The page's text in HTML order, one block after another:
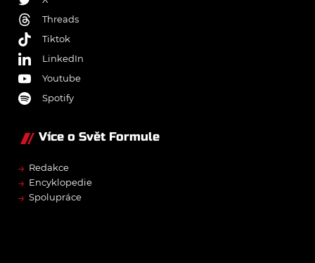
Threads
Tiktok
LinkedIn
Youtube
Spotify
Více o Svět Formule
→ Redakce
→ Encyklopedie
→ Spolupráce